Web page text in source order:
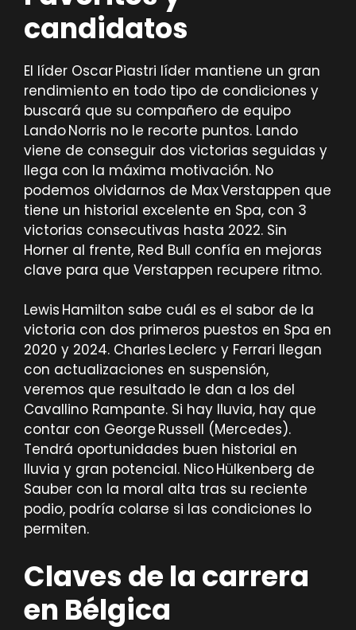
candidatos
El líder Oscar Piastri líder mantiene un gran
rendimiento en todo tipo de condiciones y
buscará que su compañero de equipo
Lando Norris no le recorte puntos. Lando
viene de conseguir dos victorias seguidas y
llega con la máxima motivación. No
podemos olvidarnos de Max Verstappen que
tiene un historial excelente en Spa, con 3
victorias consecutivas hasta 2022. Sin
Horner al frente, Red Bull confía en mejoras
clave para que Verstappen recupere ritmo.
Lewis Hamilton sabe cuál es el sabor de la
victoria con dos primeros puestos en Spa en
2020 y 2024. Charles Leclerc y Ferrari llegan
con actualizaciones en suspensión,
veremos que resultado le dan a los del
Cavallino Rampante. Si hay lluvia, hay que
contar con George Russell (Mercedes).
Tendrá oportunidades buen historial en
lluvia y gran potencial. Nico Hülkenberg de
Sauber con la moral alta tras su reciente
podio, podría colarse si las condiciones lo
permiten.
Claves de la carrera
en Bélgica